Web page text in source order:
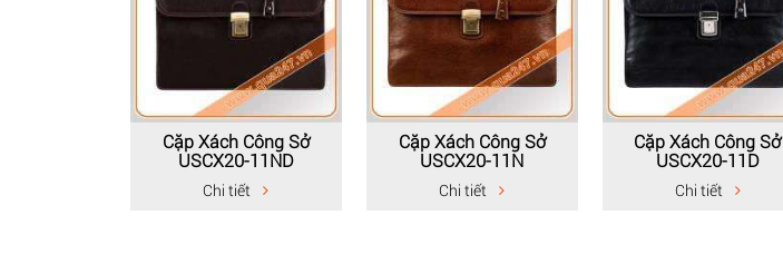
Cặp Xách Công Sở
USCX20-11ND
Chi tiết
Cặp Xách Công Sở
USCX20-11N
Chi tiết
Cặp Xách Công Sở
USCX20-11D
Chi tiết